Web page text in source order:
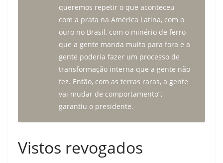
queremos repetir o que aconteceu
com a prata na América Latina, com o
ouro no Brasil, com o minério de ferro
que a gente manda muito para fora e a
gente poderia fazer um processo de
transformação interna que a gente não
fez. Então, com as terras raras, a gente
vai mudar de comportamento”,
garantiu o presidente.
Vistos revogados